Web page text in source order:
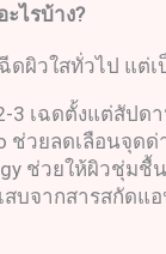
ะไรบ้าง?
ดผิวใสทั่วไป แ
3 เฉดตั้งแต่สัปด
ช่วยลดเลือนจุดด่
ช่วยให้ผิวชุ่มชื้
บจากสารสกัดแ